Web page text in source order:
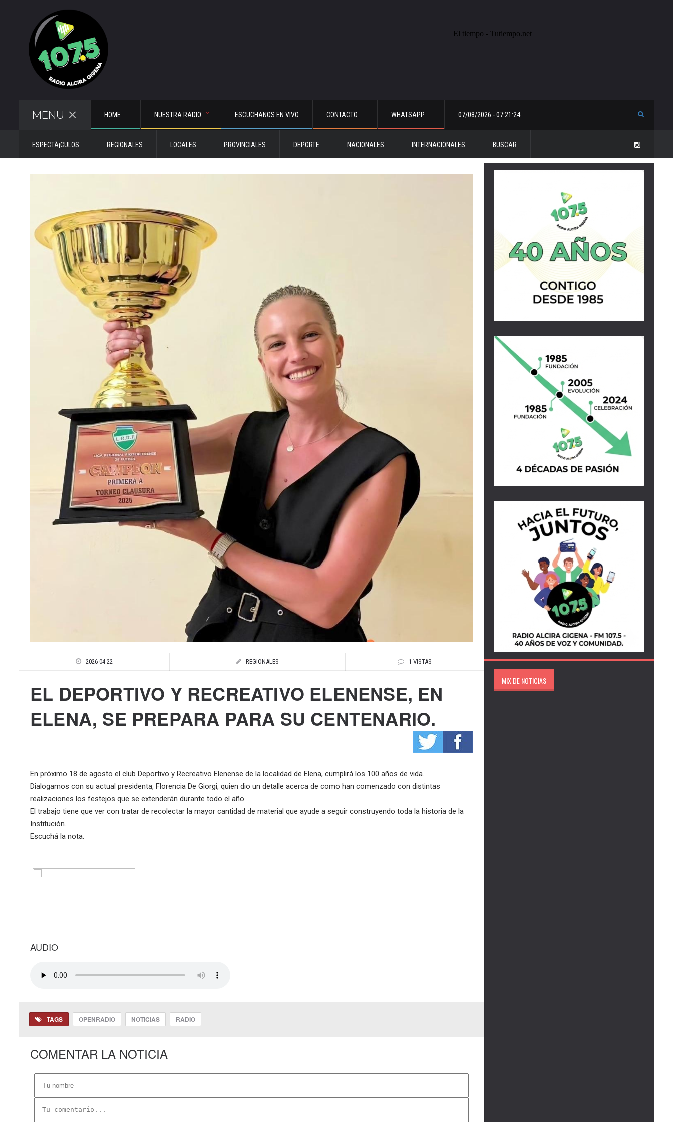
MENU HOME NUESTRA RADIO ESCUCHANOS EN VIVO CONTACTO WHATSAPP 07/08/2026 - 07:21:24
ESPECTÃ¡CULOS REGIONALES LOCALES PROVINCIALES DEPORTE NACIONALES INTERNACIONALES BUSCAR
2026-04-22 REGIONALES 1 VISTAS
EL DEPORTIVO Y RECREATIVO ELENENSE, EN
ELENA, SE PREPARA PARA SU CENTENARIO.
En próximo 18 de agosto el club Deportivo y Recreativo Elenense de la localidad de Elena, cumplirá los 100 años de vida.
Dialogamos con su actual presidenta, Florencia De Giorgi, quien dio un detalle acerca de como han comenzado con distintas
realizaciones los festejos que se extenderán durante todo el año.
El trabajo tiene que ver con tratar de recolectar la mayor cantidad de material que ayude a seguir construyendo toda la historia de la
Institución.
Escuchá la nota.
AUDIO
TAGS OPENRADIO NOTICIAS RADIO
COMENTAR LA NOTICIA
MIX DE NOTICIAS